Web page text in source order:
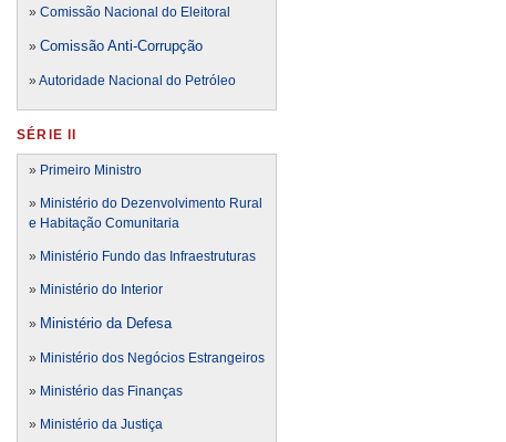
» Comissão Nacional do Eleitoral
» Comissão Anti-Corrupção
» Autoridade Nacional do Petróleo
SÉRIE II
» Primeiro Ministro
» Ministério do Dezenvolvimento Rural
e Habitação Comunitaria
» Ministério Fundo das Infraestruturas
» Ministério do Interior
» Ministério da Defesa
» Ministério dos Negócios Estrangeiros
» Ministério das Finanças
» Ministério da Justiça